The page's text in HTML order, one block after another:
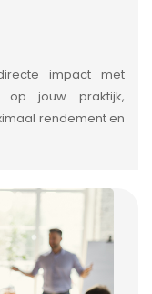
impact met
op jouw praktijk,
rendement en